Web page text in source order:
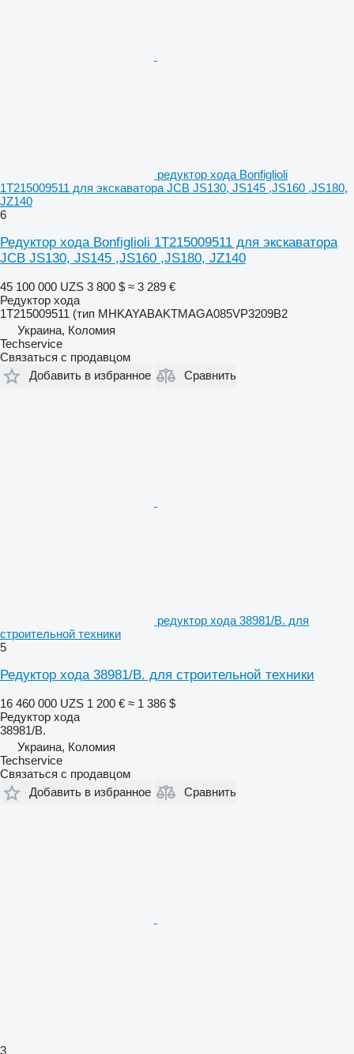
редуктор хода Bonfiglioli
1T215009511 для экскаватора JCB JS130, JS145 ,JS160 ,JS180,
JZ140
6
Редуктор хода Bonfiglioli 1T215009511 для экскаватора
JCB JS130, JS145 ,JS160 ,JS180, JZ140
45 100 000 UZS 3 800 $ ≈ 3 289 €
Редуктор хода
1T215009511 (тип MHKAYABAKTMAGA085VP3209B2
Украина, Коломия
Techservice
Связаться с продавцом
Добавить в избранное
Сравнить
редуктор хода 38981/B. для
строительной техники
5
Редуктор хода 38981/B. для строительной техники
16 460 000 UZS 1 200 € ≈ 1 386 $
Редуктор хода
38981/B.
Украина, Коломия
Techservice
Связаться с продавцом
Добавить в избранное
Сравнить
3